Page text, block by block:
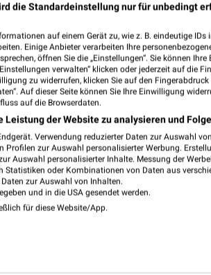
in Erding und Umgebung
06 Do 07 Fr 08 Sa 09So
ab 03.08.
MEHR PROSPEKTE
die Standardeinstellung nur für unbedingt
auf einem Gerät zu, wie z. B. eindeutige IDs
Einige Anbieter verarbeiten Ihre
öffnen Sie die „Einstellungen“. Sie können
verwalten“ klicken oder jederzeit auf die
zu widerrufen, klicken Sie auf den
Auf dieser Seite können Sie Ihre Einwilligung
auf die Browserdaten.
der Website zu analysieren und
Verwendung reduzierter Daten zur Auswahl
zur Auswahl personalisierter Werbung.
Auswahl personalisierter Inhalte. Messung der
oder Kombinationen von Daten aus
zur Auswahl von Inhalten.
und in die USA gesendet werden.
für diese Website/App.